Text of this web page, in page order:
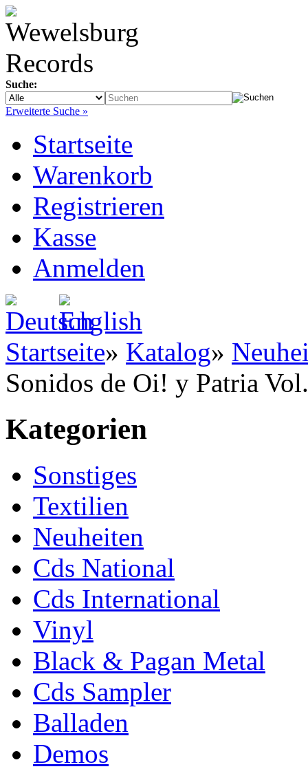
Suche:
Erweiterte Suche »
Startseite
Warenkorb
Registrieren
Kasse
Anmelden
Startseite» Katalog»
Sonidos de Oi! y Patria
Kategorien
Sonstiges
Textilien
Neuheiten
Cds National
Cds International
Vinyl
Black & Pagan Metal
Cds Sampler
Balladen
Demos